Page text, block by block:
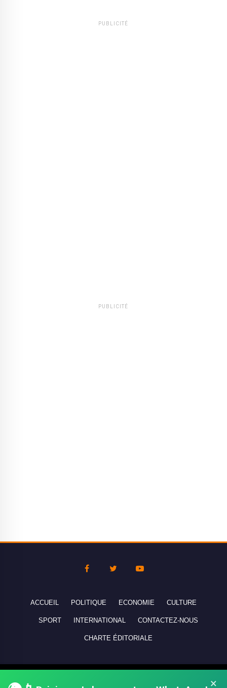
PUBLICITÉ
PUBLICITÉ
×
ACCUEIL POLITIQUE ECONOMIE CULTURE
SPORT INTERNATIONAL CONTACTEZ-NOUS
CHARTE ÉDITORIALE